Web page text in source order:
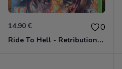
14.90 € 0
Ride To Hell - Retribution Xbox 360